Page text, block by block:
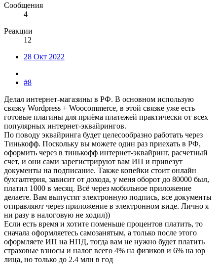
Сообщения
4
Реакции
12
28 Окт 2022
#8
Делал интернет-магазины в РФ. В основном использую
связку Wordpress + Woocommerce, в этой связке уже есть
готовые плагины для приёма платежей практически от всех
популярных интернет-эквайрингов.
По поводу эквайринга будет целесообразно работать через
Тинькофф. Поскольку вы можете один раз приехать в РФ,
оформить через в тинькофф интернет-эквайринг, расчетный
счет, и они сами зарегистрируют вам ИП и привезут
документы на подписание. Также копейки стоит онлайн
бухгалтерия, зависит от дохода, у меня оборот до 80000 был,
платил 1000 в месяц. Всё через мобильное приложение
делаете. Вам выпустят электронную подпись, все документы
отправляют через приложение в электронном виде. Лично я
ни разу в налоговую не ходил))
Если есть время и хотите поменьше процентов платить, то
сначала оформляетесь самозанятым, а только после этого
оформляете ИП на НПД, тогда вам не нужно будет платить
страховые взносы и налог всего 4% на физиков и 6% на юр
лица, но только до 2.4 млн в год